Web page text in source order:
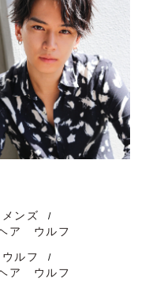
メンズ
ア ウルフ
ウルフ
ア ウルフ